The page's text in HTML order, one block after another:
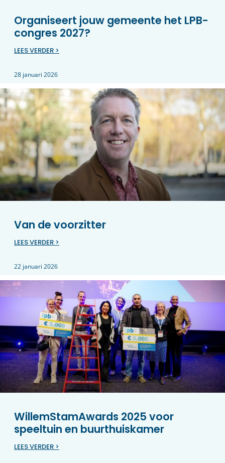
Organiseert jouw gemeente het LPB-
congres 2027?
LEES VERDER >
28 januari 2026
Van de voorzitter
LEES VERDER >
22 januari 2026
WillemStamAwards 2025 voor
speeltuin en buurthuiskamer
LEES VERDER >